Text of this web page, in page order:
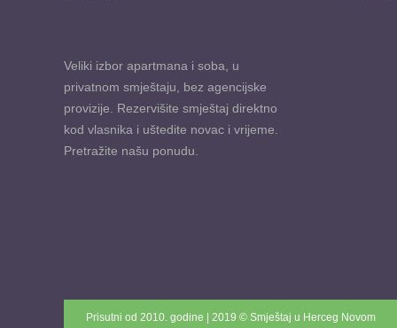
Veliki izbor apartmana i soba, u
privatnom smještaju, bez agencijske
provizije. Rezervišite smještaj direktno
kod vlasnika i uštedite novac i vrijeme.
Pretražite našu ponudu.
Prisutni od 2010. godine | 2019 © Smještaj u Herceg Novom